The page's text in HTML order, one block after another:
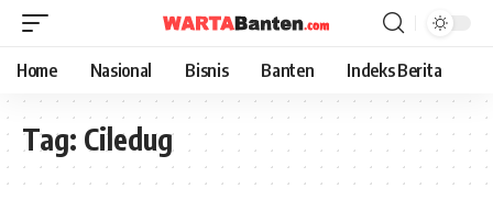
Home Nasional Bisnis Banten Indeks Berita
Tag: Ciledug